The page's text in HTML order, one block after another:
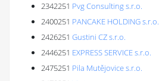
2342251 Pvg Consulting s.r.o.
2400251 PANCAKE HOLDING s.r.o.
2426251 Gustini CZ s.r.o.
2446251 EXPRESS SERVICE s.r.o.
2475251 Pila Mutějovice s.r.o.